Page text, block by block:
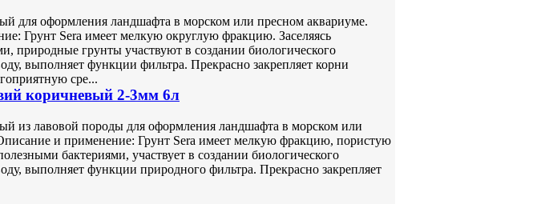
для оформления ландшафта в морском или пресном аквариуме.
Грунт Sera имеет мелкую округлую фракцию. Заселяясь
природные грунты участвуют в создании биологического
выполняет функции фильтра. Прекрасно закрепляет корни
сре...
коричневый 2-3мм 6л
из лавовой породы для оформления ландшафта в морском или
и применение: Грунт Sera имеет мелкую фракцию, пористую
бактериями, участвует в создании биологического
выполняет функции природного фильтра. Прекрасно закрепляет